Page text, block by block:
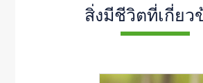
สิ่งมีชีวิตที่เกี่ยว